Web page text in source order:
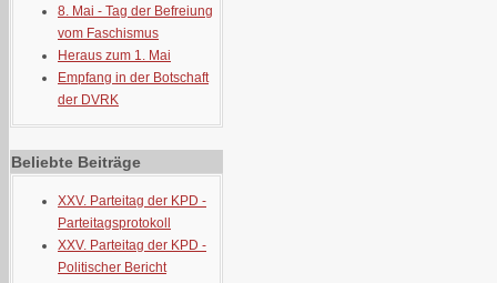
8. Mai - Tag der Befreiung
vom Faschismus
Heraus zum 1. Mai
Empfang in der Botschaft
der DVRK
Beliebte Beiträge
XXV. Parteitag der KPD -
Parteitagsprotokoll
XXV. Parteitag der KPD -
Politischer Bericht